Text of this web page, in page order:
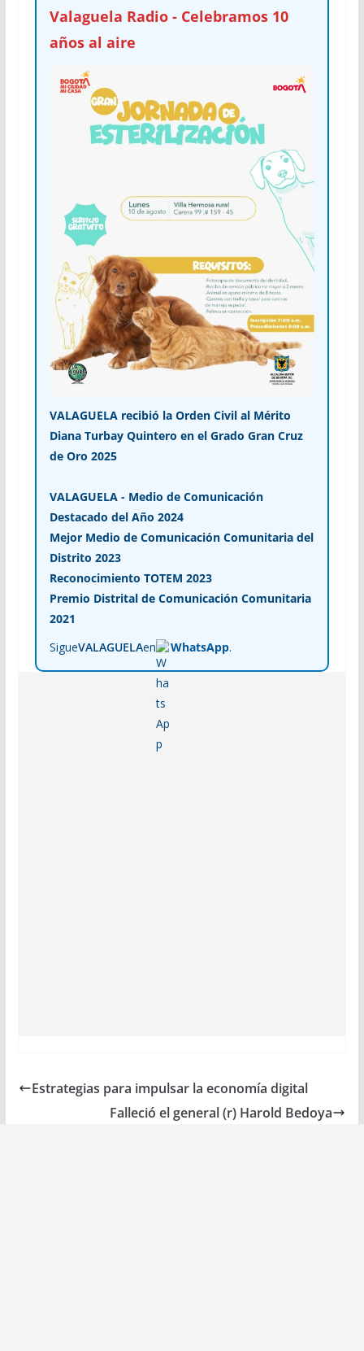
Valaguela Radio - Celebramos 10
años al aire
VALAGUELA recibió la Orden Civil al Mérito
Diana Turbay Quintero en el Grado Gran Cruz
de Oro 2025
VALAGUELA - Medio de Comunicación
Destacado del Año 2024
Mejor Medio de Comunicación Comunitaria del
Distrito 2023
Reconocimiento TOTEM 2023
Premio Distrital de Comunicación Comunitaria
2021
SigueVALAGUELAen WhatsApp.
Estrategias para impulsar la economía digital
Falleció el general (r) Harold Bedoya